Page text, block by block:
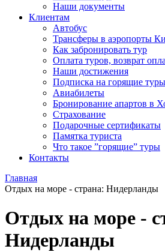
Наши документы
Клиентам
Автобус
Трансферы в аэропорты
Как забронировать тур
Оплата туров, возврат
Наши достижения
Подписка на горящие туры
Авиабилеты
Бронирование апартов в
Страхование
Подарочные сертификаты
Памятка туриста
Что такое ”горящие” туры
Контакты
Главная
Отдых на море - страна: Нидерланды
Отдых на море -
Нидерланды